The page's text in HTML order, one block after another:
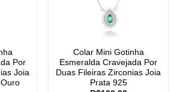
Por
Joia
Colar Mini Gotinha
Esmeralda Cravejada Por
Duas Fileiras Zirconias Joia
Prata 925